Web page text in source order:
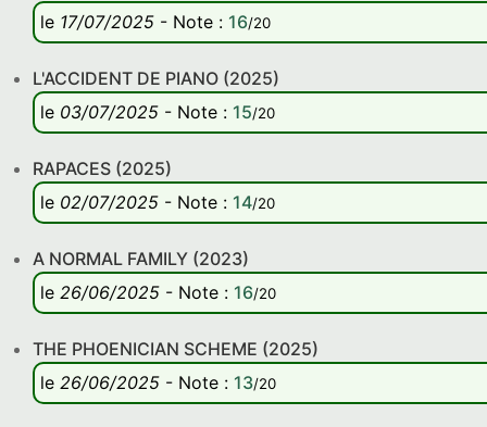
le 17/07/2025 - Note : 16/20
L'ACCIDENT DE PIANO (2025)
le 03/07/2025 - Note : 15/20
RAPACES (2025)
le 02/07/2025 - Note : 14/20
A NORMAL FAMILY (2023)
le 26/06/2025 - Note : 16/20
THE PHOENICIAN SCHEME (2025)
le 26/06/2025 - Note : 13/20